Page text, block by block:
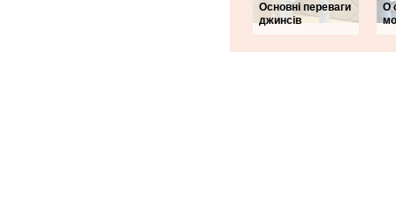
Основні переваги
джинсів
О